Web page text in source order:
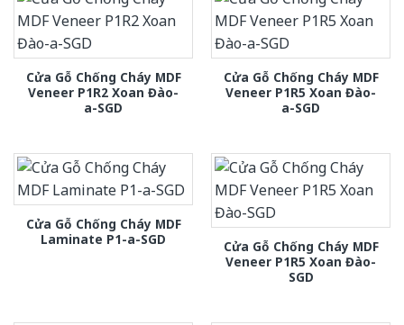
Cửa Gỗ Chống Cháy MDF
Veneer P1R2 Xoan Đào-
a-SGD
Cửa Gỗ Chống Cháy MDF
Veneer P1R5 Xoan Đào-
a-SGD
Cửa Gỗ Chống Cháy MDF
Laminate P1-a-SGD
Cửa Gỗ Chống Cháy MDF
Veneer P1R5 Xoan Đào-
SGD